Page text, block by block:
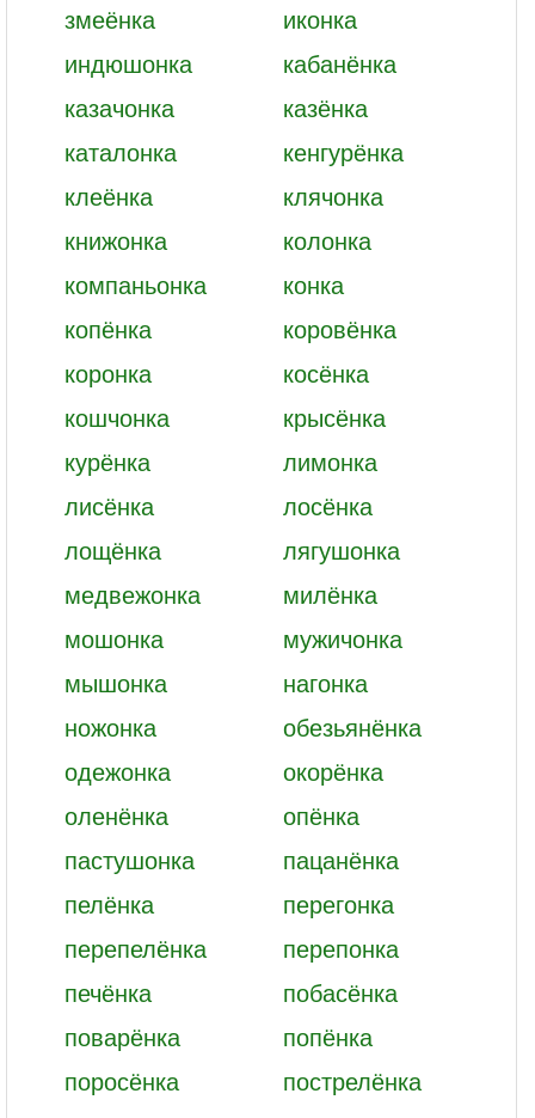
змеёнка
иконка
индюшонка
кабанёнка
казачонка
казёнка
каталонка
кенгурёнка
клеёнка
клячонка
книжонка
колонка
компаньонка
конка
копёнка
коровёнка
коронка
косёнка
кошчонка
крысёнка
курёнка
лимонка
лисёнка
лосёнка
лощёнка
лягушонка
медвежонка
милёнка
мошонка
мужичонка
мышонка
нагонка
ножонка
обезьянёнка
одежонка
окорёнка
оленёнка
опёнка
пастушонка
пацанёнка
пелёнка
перегонка
перепелёнка
перепонка
печёнка
побасёнка
поварёнка
попёнка
поросёнка
пострелёнка